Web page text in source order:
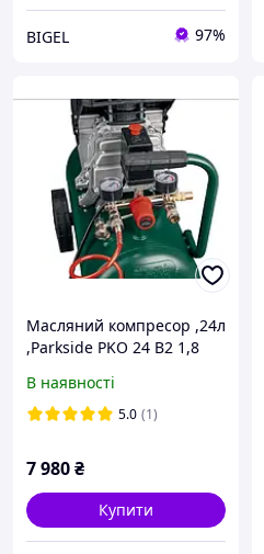
BIGEL 97%
Масляний компресор ,24л
,Parkside PKO 24 B2 1,8
В наявності
5.0 (1)
7 980₴
Купити